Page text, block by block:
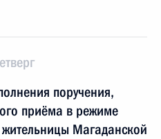
поручения,
приёма в режиме
Магаданской